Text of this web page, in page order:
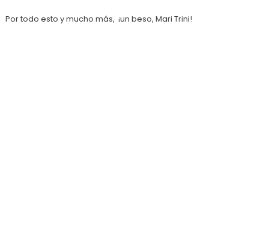
Por todo esto y mucho más, ¡un beso, Mari Trini!